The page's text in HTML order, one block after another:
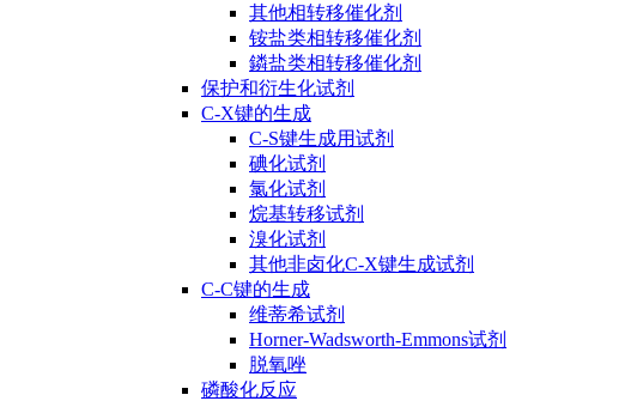
其他相转移催化剂
铵盐类相转移催化剂
鏻盐类相转移催化剂
保护和衍生化试剂
C-X键的生成
C-S键生成用试剂
碘化试剂
氯化试剂
烷基转移试剂
溴化试剂
其他非卤化C-X键生成试剂
C-C键的生成
维蒂希试剂
Horner-Wadsworth-Emmons试剂
脱氧唑
磷酸化反应